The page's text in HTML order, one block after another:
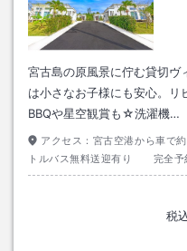
宮古島の原風景に佇む貸切ヴ
は小さなお子様にも安心。リ
BBQや星空観賞も☆洗濯機…
アクセス： 宮古空港から車で
トルバス無料送迎有り 完全予
税